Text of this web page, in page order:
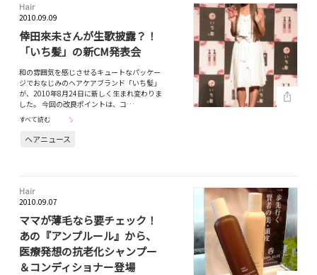
Hair
2010.09.09
倖田來未さんが生歌披露？！
「いち髪」の新CM発表会
和の雰囲気を感じさせるキュートなパッケー
ジでおなじみのヘアケアブランド「いち髪」
が、2010年8月24日に新しく生まれ変わりま
した。 今回の改良ポイントは、コ…
すべて読む
ヘアニュース
Hair
2010.09.07
ママが薄毛なら要チェック！
あの『アンプルール』から、
医療発想の抗老化シャンプー
＆コンディショナー登場